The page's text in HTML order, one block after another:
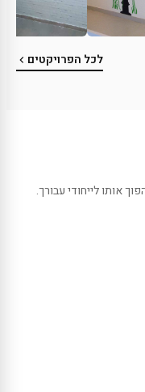
לכל הפרויקטים
אותו לייחודי עבורך.